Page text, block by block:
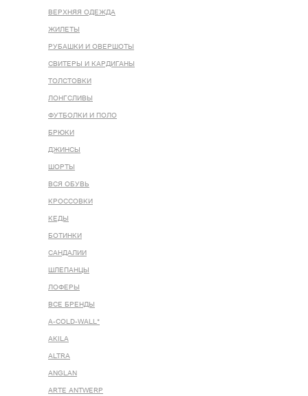
ВЕРХНЯЯ ОДЕЖДА
ЖИЛЕТЫ
РУБАШКИ И ОВЕРШОТЫ
СВИТЕРЫ И КАРДИГАНЫ
ТОЛСТОВКИ
ЛОНГСЛИВЫ
ФУТБОЛКИ И ПОЛО
БРЮКИ
ДЖИНСЫ
ШОРТЫ
ВСЯ ОБУВЬ
КРОССОВКИ
КЕДЫ
БОТИНКИ
САНДАЛИИ
ШЛЕПАНЦЫ
ЛОФЕРЫ
ВСЕ БРЕНДЫ
A-COLD-WALL*
AKILA
ALTRA
ANGLAN
ARTE ANTWERP